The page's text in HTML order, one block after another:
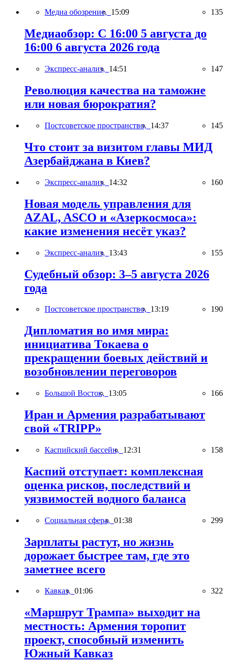
Медиа обозрение, 15:09 135
Медиаобзор: С 16:00 5 августа до
16:00 6 августа 2026 года
Экспресс-анализ, 14:51 147
Революция качества на таможне
или новая бюрократия?
Постсоветское пространство, 14:37 145
Что стоит за визитом главы МИД
Азербайджана в Киев?
Экспресс-анализ, 14:32 160
Новая модель управления для
AZAL, ASCO и «Азеркосмоса»:
какие изменения несёт указ?
Экспресс-анализ, 13:43 155
Судебный обзор: 3–5 августа 2026
года
Постсоветское пространство, 13:19 190
Дипломатия во имя мира:
инициатива Токаева о
прекращении боевых действий и
возобновлении переговоров
Большой Восток, 13:05 166
Иран и Армения разрабатывают
свой «TRIPP»
Каспийский бассейн, 12:31 158
Каспий отступает: комплексная
оценка рисков, последствий и
уязвимостей водного баланса
Социальная сфера, 01:38 299
Зарплаты растут, но жизнь
дорожает быстрее там, где это
заметнее всего
Кавказ, 01:06 322
«Маршрут Трампа» выходит на
местность: Армения торопит
проект, способный изменить
Южный Кавказ